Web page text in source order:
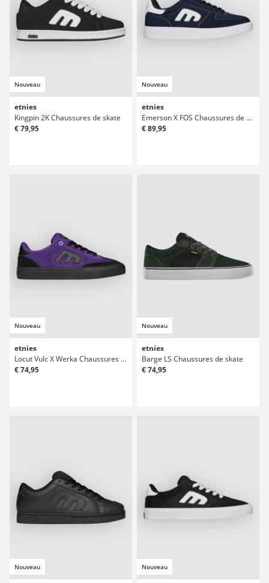
Nouveau
etnies
Kingpin 2K Chaussures de skate
€ 79,95
Nouveau
etnies
Emerson X FOS Chaussures de skate
€ 89,95
Nouveau
etnies
Locut Vulc X Werka Chaussures de skate
€ 74,95
Nouveau
etnies
Barge LS Chaussures de skate
€ 74,95
Nouveau Nouveau